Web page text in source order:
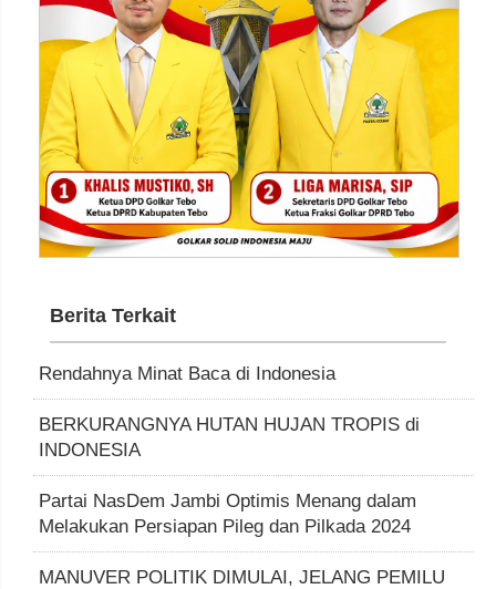
Berita Terkait
Rendahnya Minat Baca di Indonesia
BERKURANGNYA HUTAN HUJAN TROPIS di
INDONESIA
Partai NasDem Jambi Optimis Menang dalam
Melakukan Persiapan Pileg dan Pilkada 2024
MANUVER POLITIK DIMULAI, JELANG PEMILU